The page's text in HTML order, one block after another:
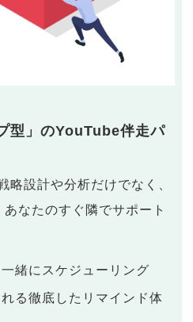
型」のYouTube伴走パ
設計や分析だけでなく、
なたのすぐ隣でサポート
一緒にスケジューリング
れる徹底したリマインド体